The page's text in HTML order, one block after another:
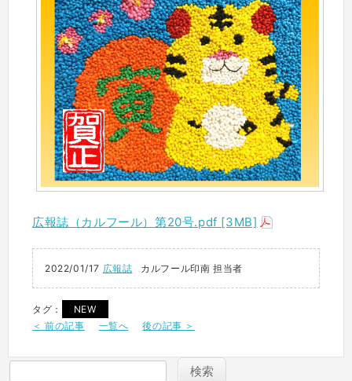
広報誌（カルフール）第20号.pdf [3MB]
2022/01/17 広報誌 カルフール印南 担当者
タグ：
NEW
＜ 前の記事
一覧へ 後の記事 ＞